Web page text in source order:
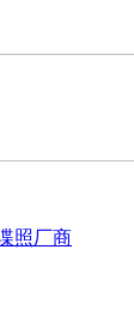
照厂商